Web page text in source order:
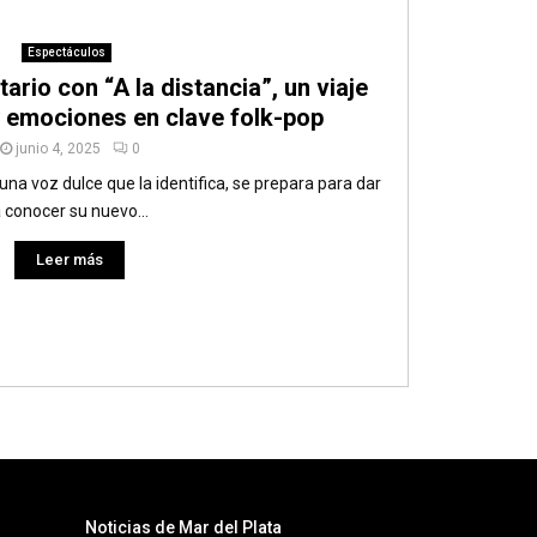
Espectáculos
con “A la distancia”, un viaje
en clave folk-pop
junio 4, 2025 0
voz dulce que la identifica, se prepara para dar
conocer su nuevo...
Leer más
Noticias de Mar del Plata